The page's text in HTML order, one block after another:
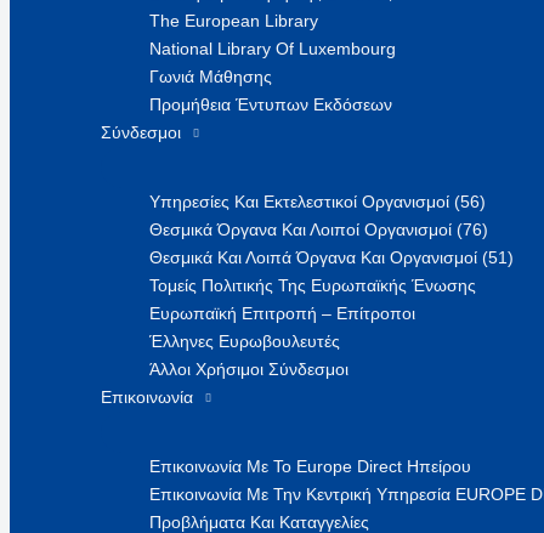
The European Library
National Library Of Luxembourg
Γωνιά Μάθησης
Προμήθεια Έντυπων Εκδόσεων
Σύνδεσμοι
Υπηρεσίες Και Εκτελεστικοί Οργανισμοί (56)
Θεσμικά Όργανα Και Λοιποί Οργανισμοί (76)
Θεσμικά Και Λοιπά Όργανα Και Οργανισμοί (51)
Τομείς Πολιτικής Της Ευρωπαϊκής Ένωσης
Ευρωπαϊκή Επιτροπή – Επίτροποι
Έλληνες Ευρωβουλευτές
Άλλοι Χρήσιμοι Σύνδεσμοι
Επικοινωνία
Επικοινωνία Με Το Europe Direct Ηπείρου
Επικοινωνία Με Την Κεντρική Υπηρεσία EUROPE
Προβλήματα Και Καταγγελίες